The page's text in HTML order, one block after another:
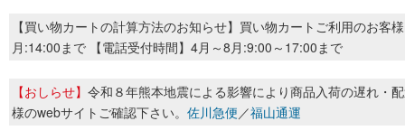
【買い物カートの計算方法のお知らせ】買い物カートご利用のお客
月:14:00まで 【電話受付時間】4月～8月:9:00～17:00まで
【おしらせ】 令和８年熊本地震による影響により商品入荷の遅れ・
様のwebサイトご確認下さい。 佐川急便／福山通運